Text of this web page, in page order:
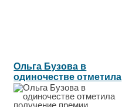
Ольга Бузова в
одиночестве отметила
получение...